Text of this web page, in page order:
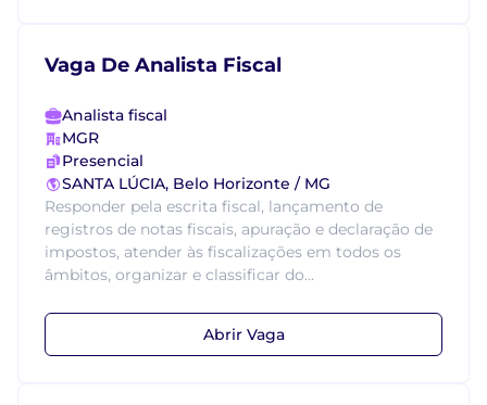
Vaga De Analista Fiscal
Analista fiscal
MGR
Presencial
SANTA LÚCIA, Belo Horizonte / MG
Responder pela escrita fiscal, lançamento de
registros de notas fiscais, apuração e declaração de
impostos, atender às fiscalizações em todos os
âmbitos, organizar e classificar do...
Abrir Vaga